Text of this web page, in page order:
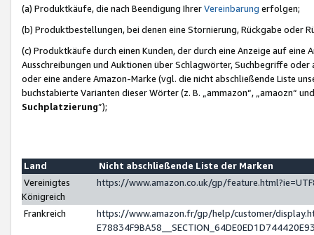
(a) Produktkäufe, die nach Beendigung IhrerVereinbarung erfolgen;
(b) Produktbestellungen, bei denen eine Stornierung, Rückgabe oder
(c) Produktkäufe durch einen Kunden, der durch eine Anzeige auf
Ausschreibungen und Auktionen über Schlagwörter, Suchbegriffe
oder eine andere Amazon-Marke (vgl. die nicht abschließende Liste
buchstabierte Varianten dieser Wörter (z. B. „ammazon“, „amaozn“
Suchplatzierung”);
Land
Nicht abschließende Liste der Marken
Vereinigtes
Königreich
https://www.amazon.co.uk/gp/
Frankreich
https://www.amazon.fr/gp/help/customer/